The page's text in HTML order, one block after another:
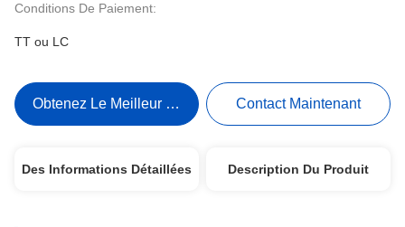
Conditions De Paiement:
TT ou LC
Obtenez Le Meilleur Prix Contact Maintenant
Des Informations Détaillées Description Du Produit